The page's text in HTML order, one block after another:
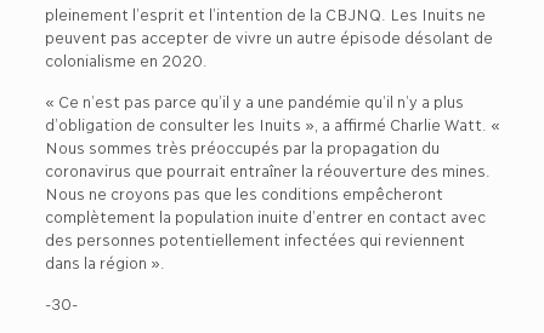
pleinement l’esprit et l’intention de la CBJNQ. Les Inuits ne
peuvent pas accepter de vivre un autre épisode désolant de
colonialisme en 2020.
« Ce n’est pas parce qu’il y a une pandémie qu’il n’y a plus
d’obligation de consulter les Inuits », a affirmé Charlie Watt. «
Nous sommes très préoccupés par la propagation du
coronavirus que pourrait entraîner la réouverture des mines.
Nous ne croyons pas que les conditions empêcheront
complètement la population inuite d’entrer en contact avec
des personnes potentiellement infectées qui reviennent
dans la région ».
-30-